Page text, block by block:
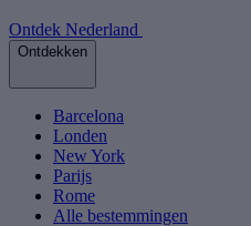
Ontdek Nederland
Ontdekken
Barcelona
Londen
New York
Parijs
Rome
Alle bestemmingen